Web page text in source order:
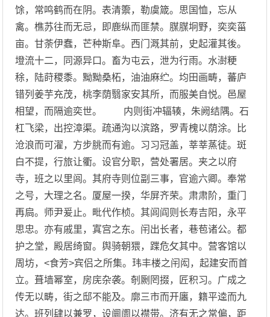
馀，常鸣鹤而在阴。表清籞，勒虞箴。思国恤，忘从
禽。樵苏往而无忌，即鹿纵而匪禁。腜腜坰野，奕奕菑
亩。甘荼伊蠢，芒种斯阜。西门溉其前，史起灌其後。
墱流十二，同源异口。畜为屯云，泄为行雨。水澍粳
稌，陆莳稷黍。黝黝桑柘，油油麻纻。均田画畴，蕃庐
错列姜芋充茂，桃李荫翳家安其所，而服美自悦。邑屋
相望，而隔逾奕世。 内则街冲辐辏，朱阙结隅。石
杠飞梁，出控漳渠。疏通沟以滨路，罗青槐以荫涂。比
沧浪而可濯，方步朓而有逾。习习冠盖，莘莘蒸徒。斑
白不提，行旅让衢。设官分职，营处署居。夹之以府
寺，班之以里闾。其府寺则位副三事，官逾六卿。奉常
之号，大理之名。厦屋一揆，华屏齐荣。肃肃阶，重门
再扃。师尹爰止。毗代作桢。其闾阎则长寿吉阳，永平
思忠。亦有戚里，寘宫之东。闬出长者，巷苞诸公。都
护之堂，殿居绮窗。舆骑朝猥，蹀危攵其中。营客馆以
周坊，<食芳>宾侣之所集。玮丰楼之闬闳，起建安而首
立。葺墙幂室，房庑杂袭。剞劂罔掇，匠积习。广成之
传无以畴，街之邸不能及。廓三市而开廛，籍平逵而九
达。班列肆以兼罗，设阛阓以襟带。济有无之常偏，距